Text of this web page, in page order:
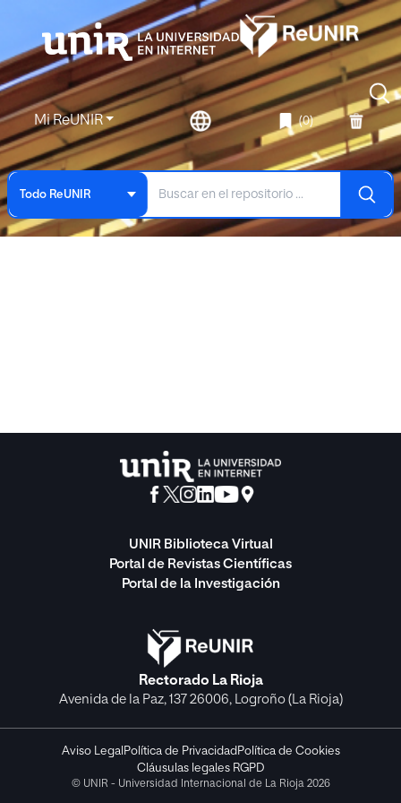
Mi ReUNIR (0)
Todo ReUNIR
UNIR Biblioteca Virtual
Portal de Revistas Científicas
Portal de la Investigación
Rectorado La Rioja
Avenida de la Paz, 137 26006, Logroño (La Rioja)
Aviso Legal Política de Privacidad Política de Cookies
Cláusulas legales RGPD
© UNIR - Universidad Internacional de La Rioja 2026